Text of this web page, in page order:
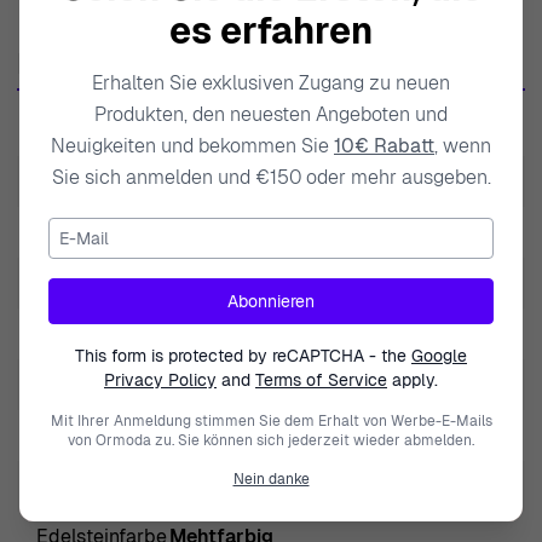
der modernen Frau in Resonanz treten, indem sie
anspruchsvolle Ästhetik mit hochwertigen Materialien
kombinieren. Die Marke ist stolz darauf, erfahrene
Kunsthandwerker zu beschäftigen, die jedes Stück
sorgfältig anfertigen und sicherstellen, dass es die
höchsten Qualitäts- und Stilansprüche erfüllt. Orphelia
Selbstausdruck und möchte Frauen mit Stücken
versorgen, die Selbstvertrauen und Anziehungskraft
inspirieren. Das Sortiment umfasst eine Vielzahl von
Schmuck, von zarten Ohrhängern bis hin zu auffälligen
Halsketten, die alle darauf ausgelegt sind, jedem Outfit
und Anlass einen Hauch von Anmut zu verleihen.
Entdecken Sie Orphelia® 'Islia' Damen Ohrhänger aus
Entdecken Sie den exquisiten Charme von Orphelia, einer
ZO-7423/RG
EAN5415190106879
Gewicht
ModellIslia
Art der EdelsteinZirkonium
GeschlechtDamen
Schmetterlingsverschluss
EdelsteinfarbeMehtfarbig
es erfahren
Erhalten Sie exklusiven Zugang zu neuen
Produkten, den neuesten Angeboten und
Neuigkeiten und bekommen Sie10€ Rabatt, wenn
Sie sich anmelden und €150 oder mehr ausgeben.
E-Mail
Abonnieren
This form is protected by reCAPTCHA - the Google
Privacy Policy and Terms of Service apply.
Mit Ihrer Anmeldung stimmen Sie dem Erhalt von Werbe-E-Mails
von Ormoda zu. Sie können sich jederzeit wieder abmelden.
Nein danke